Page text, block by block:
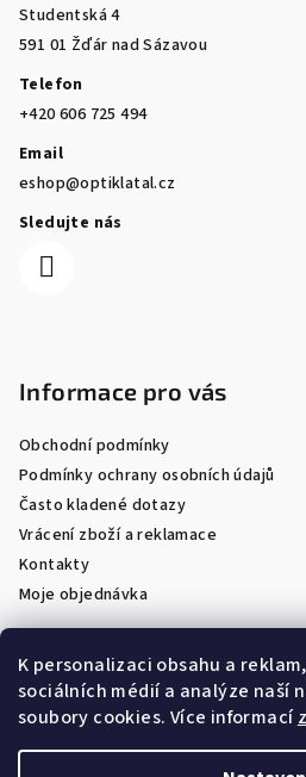
K personalizaci obsahu a
sociálních médií a analýze naší
soubory cookies. Více informací
Studentská 4
591 01 Žďár nad Sázavou
Telefon
+420 606 725 494
Email
eshop@optiklatal.cz
Sledujte nás
Informace pro vás
Obchodní podmínky
Podmínky ochrany osobních údajů
Často kladené dotazy
Vrácení zboží a reklamace
Kontakty
Moje objednávka
Facebook